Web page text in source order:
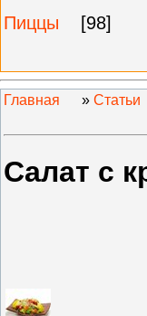
Пиццы
[98]
Главная » Статьи
Салат с